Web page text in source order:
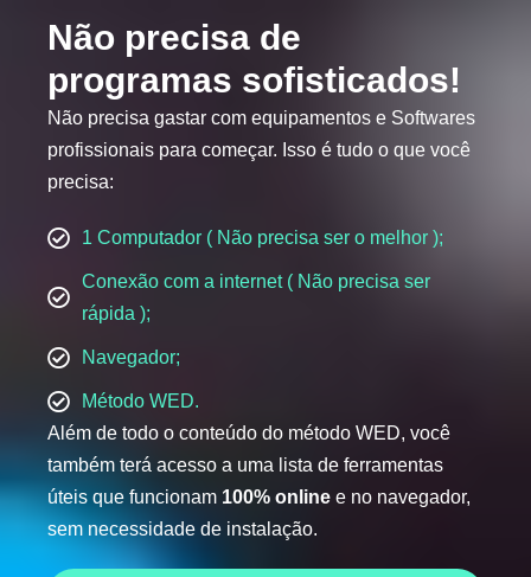
Não precisa de
programas sofisticados!
Não precisa gastar com equipamentos e Softwares
profissionais para começar. Isso é tudo o que você
precisa:
1 Computador ( Não precisa ser o melhor );
Conexão com a internet ( Não precisa ser
rápida );
Navegador;
Método WED.
Além de todo o conteúdo do método WED, você
também terá acesso a uma lista de ferramentas
úteis que funcionam 100% online e no navegador,
sem necessidade de instalação.